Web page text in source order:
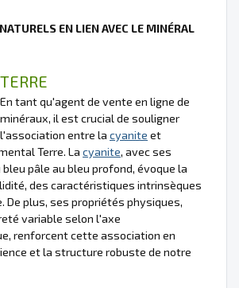
EN LIEN AVEC LE MINÉRAL
TERRE
En tant qu'agent de vente en ligne de
minéraux, il est crucial de souligner
l'association entre la cyanite et
Terre. La cyanite, avec ses
pâle au bleu profond, évoque la
des caractéristiques intrinsèques
De plus, ses propriétés physiques,
variable selon l'axe
renforcent cette association en
et la structure robuste de notre